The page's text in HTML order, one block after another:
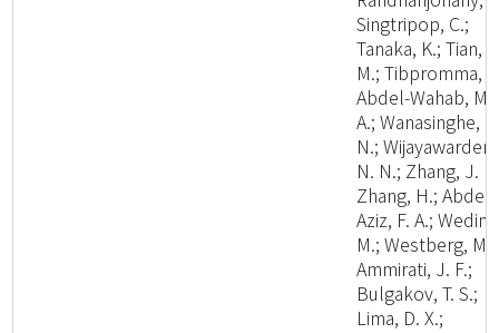
Singtripop, C.;
Tanaka, K.; Tian,
M.; Tibpromma,
Abdel-Wahab, M.
A.; Wanasinghe,
N.;
N. N.; Zhang, J.
Zhang, H.; Abdel-
Aziz, F. A.; Wedin,
M.; Westberg, M.;
Ammirati, J. F.;
Bulgakov, T. S.;
Lima, D. X.;